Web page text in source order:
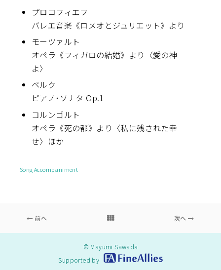
プロコフィエフ
バレエ音楽《ロメオとジュリエット》より
モーツァルト
オペラ《フィガロの結婚》より〈愛の神
よ〉
ベルク
ピアノ･ソナタ Op.1
コルンゴルト
オペラ《死の都》より〈私に残された幸
せ〉ほか
Song Accompaniment
前へ 次へ
© Mayumi Sawada
Supported by